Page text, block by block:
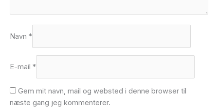
Navn *
E-mail *
Gem mit navn, mail og websted i denne browser til
næste gang jeg kommenterer.